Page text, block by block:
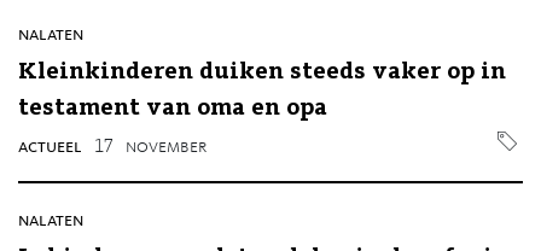
nalaten
Kleinkinderen duiken steeds vaker op in
testament van oma en opa
actueel 17 november
nalaten